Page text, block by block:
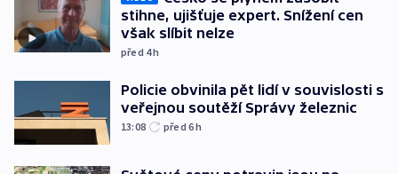
stihne, ujišťuje expert. Snížení cen
však slíbit nelze
před 4h
Policie obvinila pět lidí v souvislosti s
veřejnou soutěží Správy železnic
13:08 před 6h